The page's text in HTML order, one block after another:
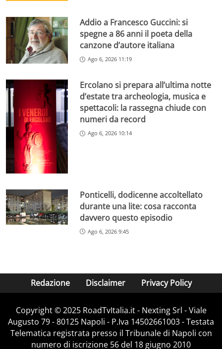
Addio a Francesco Guccini: si
spegne a 86 anni il poeta della
canzone d’autore italiana
Ago 6, 2026 11:19
Ercolano si prepara all’ultima notte
d’estate tra archeologia, musica e
spettacoli: la rassegna chiude con
numeri da record
Ago 6, 2026 10:14
Ponticelli, dodicenne accoltellato
durante una lite: cosa racconta
davvero questo episodio
Ago 6, 2026 9:45
Redazione Disclaimer Privacy Policy
Copyright ©️ 2025 RoadTvItalia.it - Nexting Srl - Viale
Augusto 79 - 80125 Napoli - P.Iva 14502661003 - Testata
Telematica registrata presso il Tribunale di Napoli con
numero di iscrizione 56 del 18 giugno 2010